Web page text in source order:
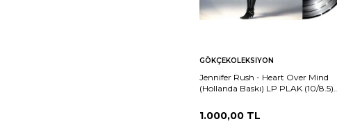
Sepete
Ekle
GÖKÇEKOLEKSIYON
Jennifer Rush - Heart Over Mind
(Hollanda Baskı) LP PLAK (10/8.5)
1.000,00 TL